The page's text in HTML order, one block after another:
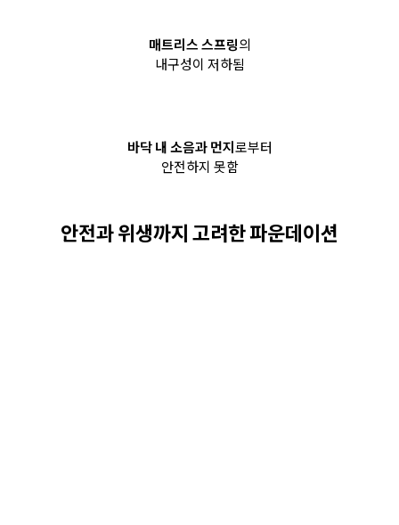
매트리스 스프링의
내구성이 저하됨
바닥 내 소음과 먼지로부터
안전하지 못함
안전과 위생까지 고려한 파운데이션